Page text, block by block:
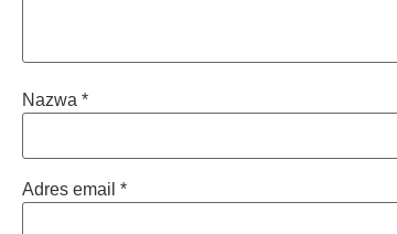
Nazwa *
Adres email *